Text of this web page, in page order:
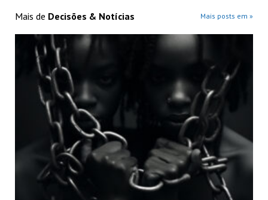
Mais de Decisões & Notícias Mais posts em »